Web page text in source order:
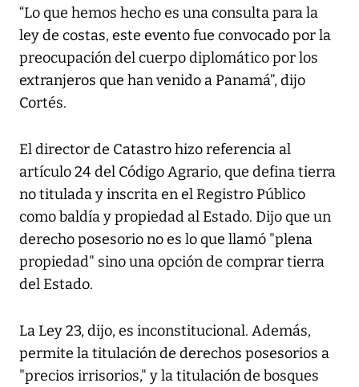
“Lo que hemos hecho es una consulta para la
ley de costas, este evento fue convocado por la
preocupación del cuerpo diplomático por los
extranjeros que han venido a Panamá”, dijo
Cortés.
El director de Catastro hizo referencia al
artículo 24 del Código Agrario, que defina tierra
no titulada y inscrita en el Registro Público
como baldía y propiedad al Estado. Dijo que un
derecho posesorio no es lo que llamó "plena
propiedad" sino una opción de comprar tierra
del Estado.
La Ley 23, dijo, es inconstitucional. Además,
permite la titulación de derechos posesorios a
"precios irrisorios," y la titulación de bosques